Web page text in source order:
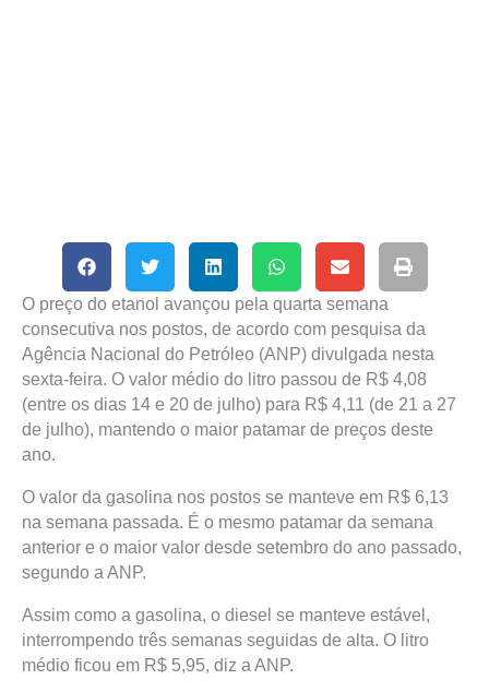
O preço do etanol avançou pela quarta semana
consecutiva nos postos, de acordo com pesquisa da
Agência Nacional do Petróleo (ANP) divulgada nesta
sexta-feira. O valor médio do litro passou de R$ 4,08
(entre os dias 14 e 20 de julho) para R$ 4,11 (de 21 a 27
de julho), mantendo o maior patamar de preços deste
ano.
O valor da gasolina nos postos se manteve em R$ 6,13
na semana passada. É o mesmo patamar da semana
anterior e o maior valor desde setembro do ano passado,
segundo a ANP.
Assim como a gasolina, o diesel se manteve estável,
interrompendo três semanas seguidas de alta. O litro
médio ficou em R$ 5,95, diz a ANP.